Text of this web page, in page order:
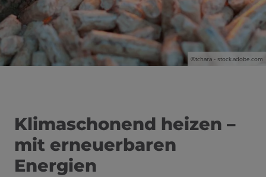
©tchara - stock.adobe.com
Klimaschonend heizen –
mit erneuerbaren
Energien